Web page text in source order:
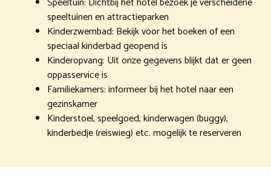
speeltuinen en attractieparken
Kinderzwembad: Bekijk voor het boeken of een
speciaal kinderbad geopend is
Kinderopvang: Uit onze gegevens blijkt dat er geen
oppasservice is
Familiekamers: informeer bij het hotel naar een
gezinskamer
Kinderstoel, speelgoed, kinderwagen (buggy),
kinderbedje (reiswieg) etc. mogelijk te reserveren